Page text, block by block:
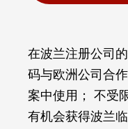
在波兰注册公司
码与欧洲公司合
案中使用； 不受
有机会获得波兰